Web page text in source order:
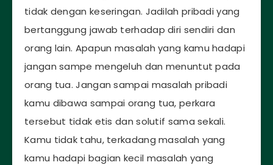
tidak dengan keseringan. Jadilah pribadi yang
bertanggung jawab terhadap diri sendiri dan
orang lain. Apapun masalah yang kamu hadapi
jangan sampe mengeluh dan menuntut pada
orang tua. Jangan sampai masalah pribadi
kamu dibawa sampai orang tua, perkara
tersebut tidak etis dan solutif sama sekali.
Kamu tidak tahu, terkadang masalah yang
kamu hadapi bagian kecil masalah yang